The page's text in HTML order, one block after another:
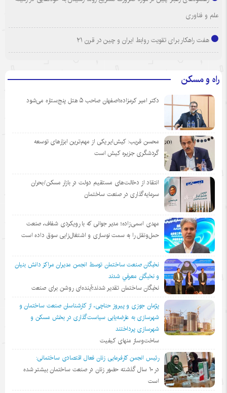
علم و فناوری
هفت راهکار برای تقویت روابط ایران و چین در قرن ۲۱
راه و مسکن
دکتر امیر کرمزاده؛اصفهان صاحب ۵ هتل پنج‌ستاره می‌شود
محسن قریب: کیش‌ایر یکی از مهم‌ترین ابزارهای توسعه
گردشگری جزیره کیش است
انتقاد از دخالت‌های مستقیم دولت در بازار مسکن/بحران
سرمایه‌گذاری در صنعت ساختمان
مهدی اسمی‌زاده؛ مدیر جوانی که با رویکردی شفاف، صنعت
حمل‌ونقل را به سمت نوسازی و اشتغال‌زایی سوق داده است
نخبگان صنعت ساختمان توسط انجمن مديران مراكز دانش بنيان
و نخبگان معرفي شدند
نخبگان ساختمان تقدیر شدند؛آینده‌ای روشن برای صنعت
پژمان جوزی و پیروز حناچی، از کارشناسان صنعت ساختمان و
شهرسازی به عارضه‌یابی سیاست‌گذاری در بخش مسکن و
شهرسازی پرداختند
ساخت‌وساز منهای کیفیت
رئیس انجمن کارفرمایی زنان فعال اقتصادی ساختمانی:
در ١٠ سال گذشته حضور زنان در صنعت ساختمان بیشتر شده
است